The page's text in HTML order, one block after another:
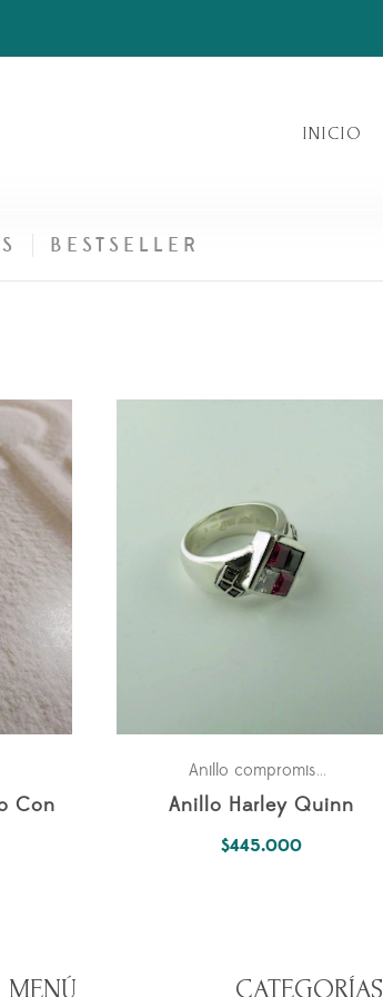
INICIO
BESTSELLER
Con
Anillo compromiso
Anillo Harley Quinn
$445.000
MENÚ CATEGORÍAS